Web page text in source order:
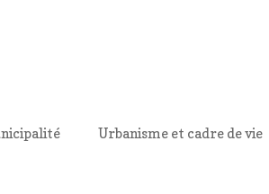
Urbanisme et cadre de vie